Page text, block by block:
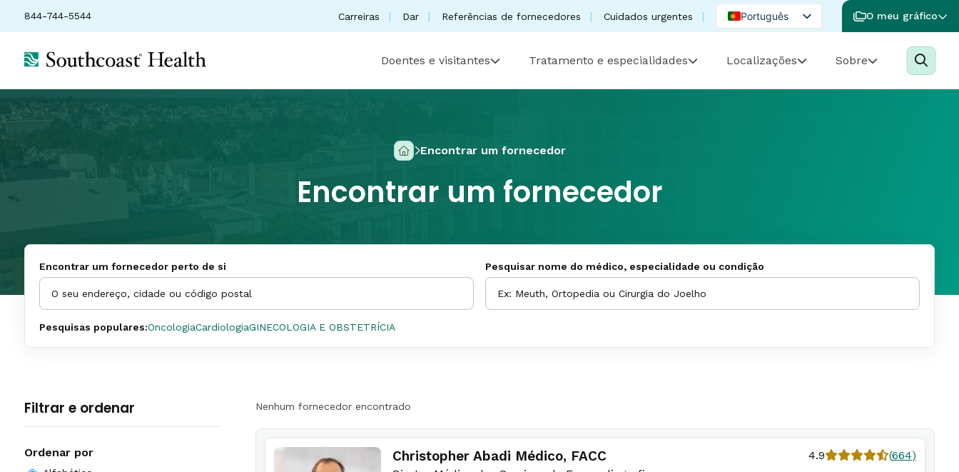
844-744-5544 Carreiras Dar Referências de fornecedores Cuidados urgentes
Português
Spanish
O meu gráfico
Doentes e visitantes Tratamento e especialidades Localizações Sobre
Encontrar um fornecedor
Encontrar um fornecedor
Encontrar um fornecedor perto de si Pesquisar nome do médico, especialidade ou condição
Pesquisas populares:OncologiaCardiologiaGINECOLOGIA E OBSTETRÍCIA
Filtrar e ordenar
Ordenar por
Nenhum fornecedor encontrado
Christopher Abadi Médico, FACC 4.9 (664)